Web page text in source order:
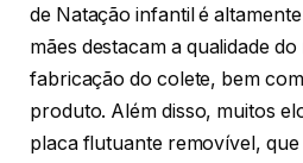
de Natação infantil é
mães destacam a qualidade
fabricação do colete, bem
produto. Além disso, muitos
placa flutuante removível,